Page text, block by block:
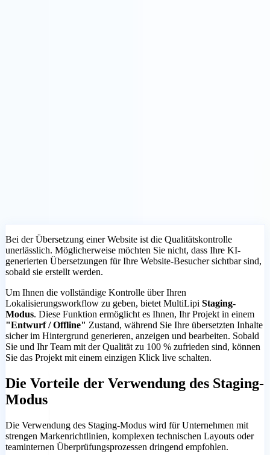
Bei der Übersetzung einer Website ist die Qualitätskontrolle
unerlässlich. Möglicherweise möchten Sie nicht, dass Ihre KI-
generierten Übersetzungen für Ihre Website-Besucher sichtbar sind,
sobald sie erstellt werden.
Um Ihnen die vollständige Kontrolle über Ihren
Lokalisierungsworkflow zu geben, bietet MultiLipi Staging-
Modus. Diese Funktion ermöglicht es Ihnen, Ihr Projekt in einem
"Entwurf / Offline" Zustand, während Sie Ihre übersetzten Inhalte
sicher im Hintergrund generieren, anzeigen und bearbeiten. Sobald
Sie und Ihr Team mit der Qualität zu 100 % zufrieden sind, können
Sie das Projekt mit einem einzigen Klick live schalten.
Die Vorteile der Verwendung des Staging-
Modus
Die Verwendung des Staging-Modus wird für Unternehmen mit
strengen Markenrichtlinien, komplexen technischen Layouts oder
teaminternen Überprüfungsprozessen dringend empfohlen.